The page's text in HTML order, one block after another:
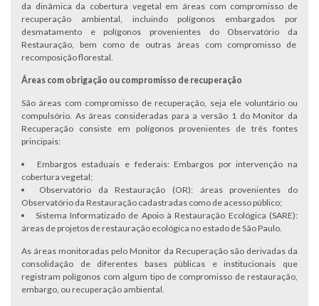
da dinâmica da cobertura vegetal em áreas com compromisso de
recuperação ambiental, incluindo polígonos embargados por
desmatamento e polígonos provenientes do Observatório da
Restauração, bem como de outras áreas com compromisso de
recomposição florestal.
Áreas com obrigação ou compromisso de recuperação
São áreas com compromisso de recuperação, seja ele voluntário ou
compulsório. As áreas consideradas para a versão 1 do Monitor da
Recuperação consiste em polígonos provenientes de três fontes
principais:
Embargos estaduais e federais: Embargos por intervenção na
cobertura vegetal;
Observatório da Restauração (OR): áreas provenientes do
Observatório da Restauração cadastradas como de acesso público;
Sistema Informatizado de Apoio à Restauração Ecológica (SARE):
áreas de projetos de restauração ecológica no estado de São Paulo.
As áreas monitoradas pelo Monitor da Recuperação são derivadas da
consolidação de diferentes bases públicas e institucionais que
registram polígonos com algum tipo de compromisso de restauração,
embargo, ou recuperação ambiental.